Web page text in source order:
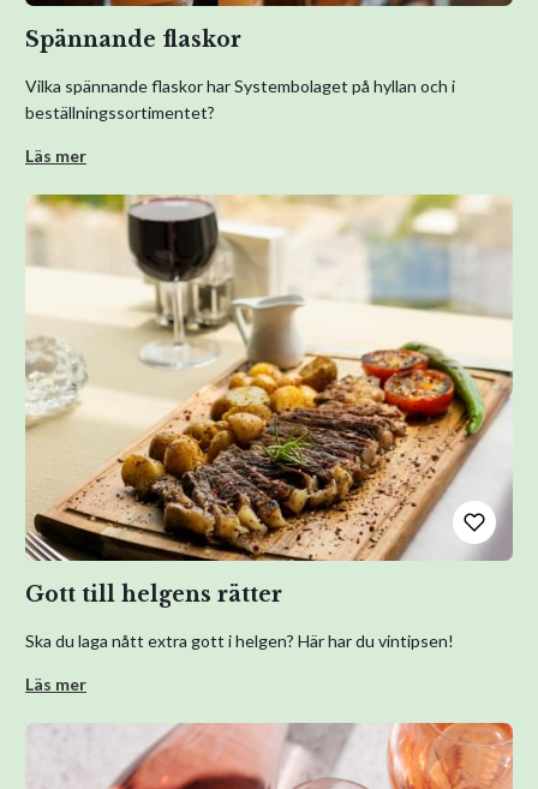
Spännande flaskor
Vilka spännande flaskor har Systembolaget på hyllan och i
beställningssortimentet?
Läs mer
Gott till helgens rätter
Ska du laga nått extra gott i helgen? Här har du vintipsen!
Läs mer